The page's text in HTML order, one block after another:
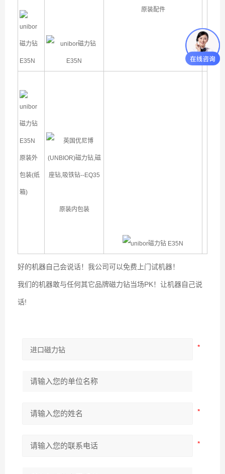
原装配件
原装外
包装(纸
箱)
原装内包装
好的机器自己会说话！我公司可以免费上门试机器！
我们的机器敢与任何其它品牌磁力钻当场PK！让机器自己说
话!